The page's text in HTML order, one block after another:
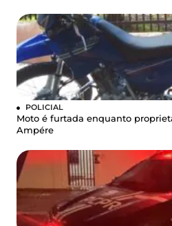
POLICIAL
Moto é furtada enquanto
Ampére